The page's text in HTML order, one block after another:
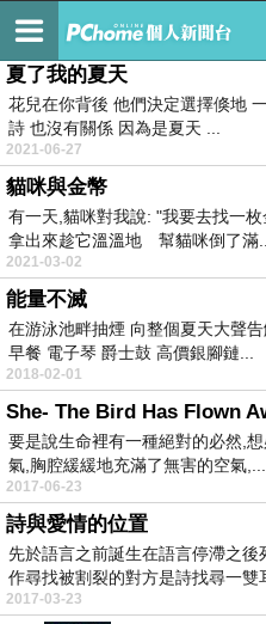
我家有三小貓與一小寶
夏了我的夏天
花兒在你背後 他們決定選擇倏地
詩 也沒有關係 因為是夏天 ...
2021-06-27
貓咪與金幣
有一天,貓咪對我說: "我要去找一
拿出來趁它溫溫地 幫貓咪倒了滿...
2021-03-02
能量不滅
在游泳池畔抽煙 向整個夏天大聲
早餐 電子琴 爵士鼓 高價銀腳鏈...
2018-02-01
She- The Bird Has Flown
要是說生命裡有一種絕對的必然,
氣,胸腔緩緩地充滿了無害的空氣,...
2017-06-23
詩與愛情的位置
先於語言之前誕生在語言停滯之後
作尋找被割裂的對方是詩找尋一雙
2017-03-23